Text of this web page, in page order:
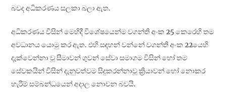
බවද අධිකරණය සලකා බලා ඇත.
අධිකරණය විසින් මෙහිදී විශේෂයෙන්ම වගන්ති අංක 25 කෙරෙහි තම
අවධානය යොමු කර ඇත. එහි සඳහන් වන්නේ වගන්ති අංක 22යෙහි
දැක්වෙන්නා වූ සීමාවන් ගුවන් සේවා සමාගම විසින් හෝ තම
සේවකයින් විසින් දැනුවත්වම සිදුකරන්නාවූ ක්‍රියාවන් හෝ නොකර
හැරීම් සම්බන්ධයෙන් අදාල නොවන බවයි.